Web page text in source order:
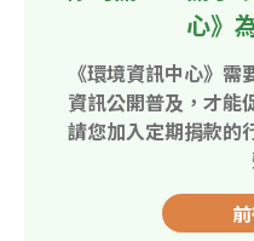
心》
《環境資訊中心》
資訊公開普及，才能
請您加入定期捐款的